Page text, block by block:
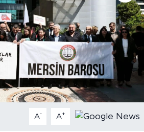
A- A+